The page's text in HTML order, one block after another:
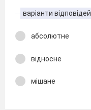
варіанти відповідей
абсолютне
відносне
мішане